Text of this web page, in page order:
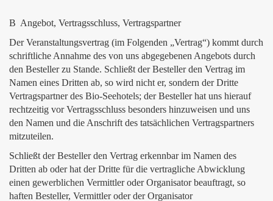
B Angebot, Vertragsschluss, Vertragspartner
Der Veranstaltungsvertrag (im Folgenden „Vertrag“) kommt durch
schriftliche Annahme des von uns abgegebenen Angebots durch
den Besteller zu Stande. Schließt der Besteller den Vertrag im
Namen eines Dritten ab, so wird nicht er, sondern der Dritte
Vertragspartner des Bio-Seehotels; der Besteller hat uns hierauf
rechtzeitig vor Vertragsschluss besonders hinzuweisen und uns
den Namen und die Anschrift des tatsächlichen Vertragspartners
mitzuteilen.
Schließt der Besteller den Vertrag erkennbar im Namen des
Dritten ab oder hat der Dritte für die vertragliche Abwicklung
einen gewerblichen Vermittler oder Organisator beauftragt, so
haften Besteller, Vermittler oder der Organisator